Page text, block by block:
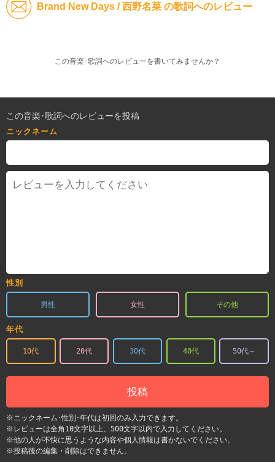
Brand New Days / 西野名菜 の歌詞へのレビュー
この音楽･歌詞へのレビューを書いてみませんか？
この音楽･歌詞へのレビューを投稿
ニックネーム
性別
男性 女性 その他
年代
10代 20代 30代 40代 50代～
投稿
※ニックネーム･性別･年代は初回のみ入力できます。
※レビューは全角10文字以上、500文字以内で入力してください。
※他の人が不快に思うような内容や個人情報は書かないでください。
※投稿後の編集・削除はできません。